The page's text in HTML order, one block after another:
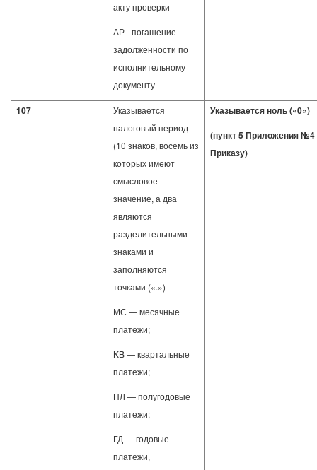
акту проверки
АР - погашение
задолженности по
исполнительному
документу
107
Указывается
налоговый период
(10 знаков, восемь из
которых имеют
смысловое
значение, а два
являются
разделительными
знаками и
заполняются
точками («.»)
МС — месячные
платежи;
KB — квартальные
платежи;
ПЛ — полугодовые
платежи;
ГД — годовые
платежи,
Указывается ноль («0»)
(пункт 5 Приложения №4
Приказу)